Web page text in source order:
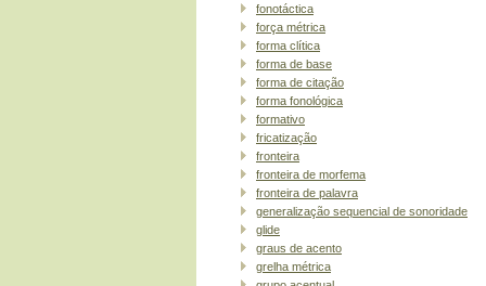
fonotáctica
força métrica
forma clítica
forma de base
forma de citação
forma fonológica
formativo
fricatização
fronteira
fronteira de morfema
fronteira de palavra
generalização sequencial de sonoridade
glide
graus de acento
grelha métrica